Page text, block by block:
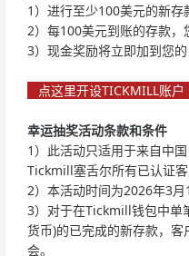
1）进行至少100美元的新存
2）每100美元到账的存款，
3）现金奖励将立即加到您
点这里开设TICKMILL账户
幸运抽奖活动条款和条件
1）此活动只适用于来自中
Tickmill塞舌尔所有已认证客
2）本活动时间为2026年3月
3）对于在Tickmill钱包中单
货币)的已完成的新存款，
会。